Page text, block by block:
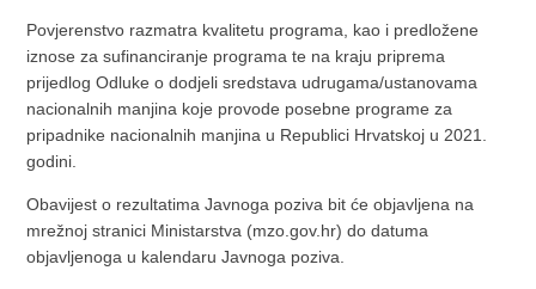
Povjerenstvo razmatra kvalitetu programa, kao i predložene
iznose za sufinanciranje programa te na kraju priprema
prijedlog Odluke o dodjeli sredstava udrugama/ustanovama
nacionalnih manjina koje provode posebne programe za
pripadnike nacionalnih manjina u Republici Hrvatskoj u 2021.
godini.
Obavijest o rezultatima Javnoga poziva bit će objavljena na
mrežnoj stranici Ministarstva (mzo.gov.hr) do datuma
objavljenoga u kalendaru Javnoga poziva.